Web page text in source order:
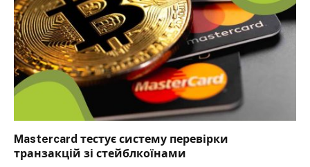
Mastercard тестує систему перевірки
транзакцій зі стейблкоїнами